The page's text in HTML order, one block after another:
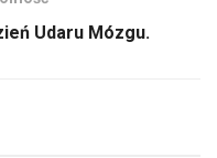
Udaru Mózgu.